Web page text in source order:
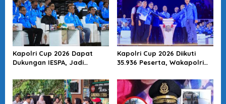
Kapolri Cup 2026 Dapat
Dukungan IESPA, Jadi
Talenta E-Sports Nasional
Kapolri Cup 2026 Diikuti
35.936 Peserta, Wakapolri
Talenta Digital